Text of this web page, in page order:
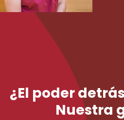
¿El poder
Nuestra